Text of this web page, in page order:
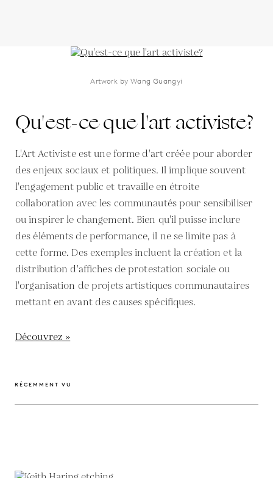
Artwork by Wang Guangyi
Qu'est-ce que l'art activiste?
L'Art Activiste est une forme d'art créée pour aborder
des enjeux sociaux et politiques. Il implique souvent
l'engagement public et travaille en étroite
collaboration avec les communautés pour sensibiliser
ou inspirer le changement. Bien qu'il puisse inclure
des éléments de performance, il ne se limite pas à
cette forme. Des exemples incluent la création et la
distribution d'affiches de protestation sociale ou
l'organisation de projets artistiques communautaires
mettant en avant des causes spécifiques.
Découvrez »
RÉCEMMENT VU